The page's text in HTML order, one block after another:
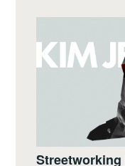
Streetworking